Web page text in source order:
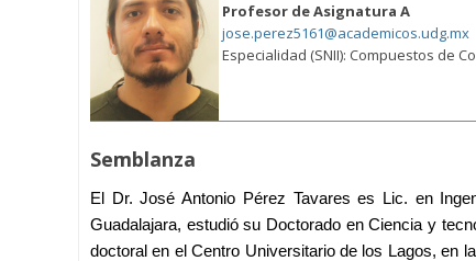
Profesor de Asignatura A
jose.perez5161@academicos.udg.mx
Especialidad (SNII): Compuestos de
Semblanza
El Dr. José Antonio Pérez Tavares es Lic. en
Guadalajara, estudió su Doctorado en Ciencia y
doctoral en el Centro Universitario de los Lagos, en